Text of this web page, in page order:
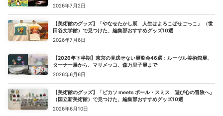
2026年7月2日
【美術館のグッズ】「やなせたかし展 人生はよろこばせごっこ」 （世
田谷文学館）で見つけた、編集部おすすめグッズ10選
2026年7月6日
【2026年下半期】東京の見逃せない展覧会46選：ルーヴル美術館展、
ターナー展から、マリメッコ、森万里子展まで
2026年6月6日
【美術館のグッズ】「ピカソ meets ポール・スミス 遊び心の冒険へ」
（国立新美術館）で見つけた、編集部おすすめグッズ10選
2026年6月10日